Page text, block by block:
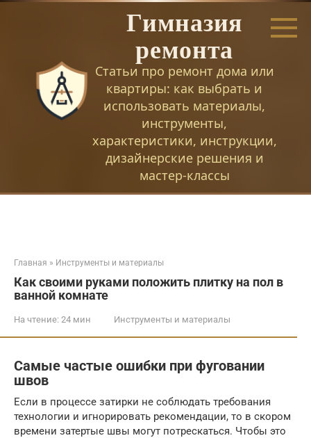
Перейти
Гимназия
ремонта
Статьи про ремонт дома или
квартиры: как выбрать и
использовать материалы,
инструменты,
характеристики, инструкции,
дизайнерские решения и
мастер-классы
Главная » Инструменты и материалы
Как своими руками положить плитку на пол в
ванной комнате
На чтение: 24 мин Инструменты и материалы
Самые частые ошибки при фуговании
швов
Если в процессе затирки не соблюдать требования
технологии и игнорировать рекомендации, то в скором
времени затертые швы могут потрескаться. Чтобы это